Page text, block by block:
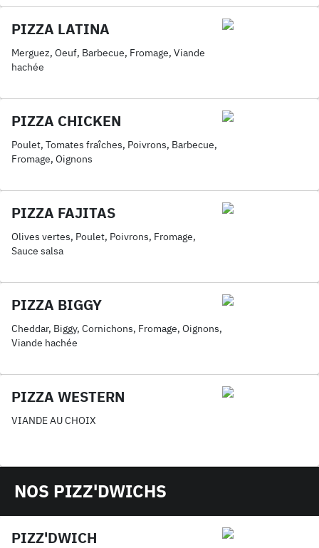
PIZZA LATINA
Merguez, Oeuf, Barbecue, Fromage, Viande
hachée
PIZZA CHICKEN
Poulet, Tomates fraîches, Poivrons, Barbecue,
Fromage, Oignons
PIZZA FAJITAS
Olives vertes, Poulet, Poivrons, Fromage,
Sauce salsa
PIZZA BIGGY
Cheddar, Biggy, Cornichons, Fromage, Oignons,
Viande hachée
PIZZA WESTERN
VIANDE AU CHOIX
NOS PIZZ'DWICHS
PIZZ'DWICH